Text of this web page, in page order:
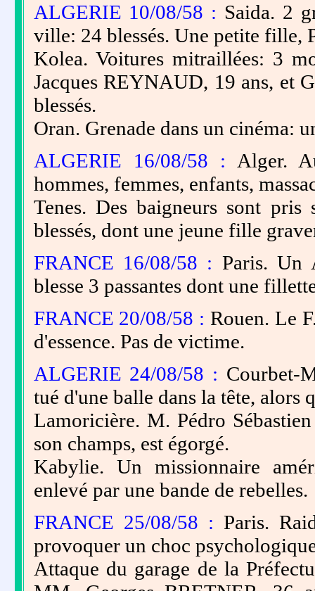
ALGERIE 10/08/58 : Saida. 2
ville: 24 blessés. Une petite fille,
Kolea. Voitures mitraillées: 3
Jacques REYNAUD, 19 ans, et
blessés.
Oran. Grenade dans un cinéma:
ALGERIE 16/08/58 : Alger.
hommes, femmes, enfants,
Tenes. Des baigneurs sont
blessés, dont une jeune fille
FRANCE 16/08/58 : Paris. Un
blesse 3 passantes dont une
FRANCE 20/08/58 : Rouen. Le
d'essence. Pas de victime.
ALGERIE 24/08/58 : Courbet-
tué d'une balle dans la tête, alors
Lamoricière. M. Pédro
son champs, est égorgé.
Kabylie. Un missionnaire
enlevé par une bande de rebelles.
FRANCE 25/08/58 : Paris.
provoquer un choc
Attaque du garage de la